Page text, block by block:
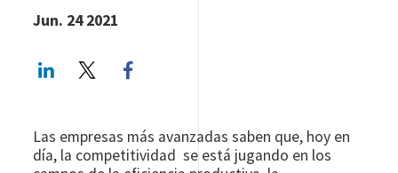
Jun. 24 2021
LinkedInTwitter
Las empresas más avanzadas saben que, hoy en
día, la competitividad se está jugando en los